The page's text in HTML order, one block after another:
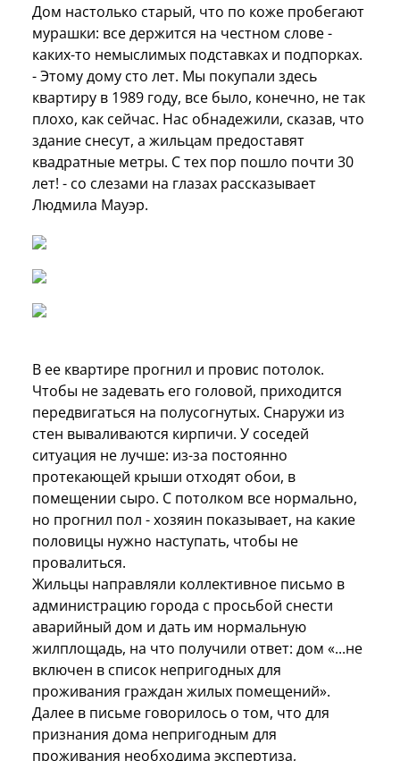
Дом настолько старый, что по коже пробегают
мурашки: все держится на честном слове -
каких-то немыслимых подставках и подпорках.
- Этому дому сто лет. Мы покупали здесь
квартиру в 1989 году, все было, конечно, не так
плохо, как сейчас. Нас обнадежили, сказав, что
здание снесут, а жильцам предоставят
квадратные метры. С тех пор пошло почти 30
лет! - со слезами на глазах рассказывает
Людмила Мауэр.
В ее квартире прогнил и провис потолок.
Чтобы не задевать его головой, приходится
передвигаться на полусогнутых. Снаружи из
стен вываливаются кирпичи. У соседей
ситуация не лучше: из-за постоянно
протекающей крыши отходят обои, в
помещении сыро. С потолком все нормально,
но прогнил пол - хозяин показывает, на какие
половицы нужно наступать, чтобы не
провалиться.
Жильцы направляли коллективное письмо в
администрацию города с просьбой снести
аварийный дом и дать им нормальную
жилплощадь, на что получили ответ: дом «...не
включен в список непригодных для
проживания граждан жилых помещений».
Далее в письме говорилось о том, что для
признания дома непригодным для
проживания необходима экспертиза,